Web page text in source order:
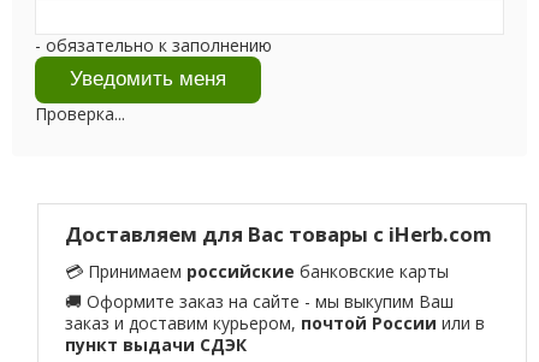
- обязательно к заполнению
Проверка...
Доставляем для Вас товары с iHerb.com
💳 Принимаем российские банковские карты
🚚 Оформите заказ на сайте - мы выкупим Ваш
заказ и доставим курьером, почтой России или в
пункт выдачи СДЭК